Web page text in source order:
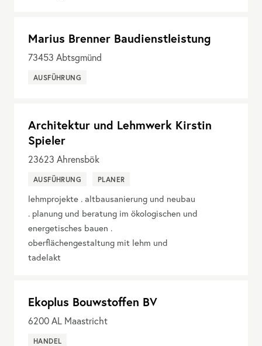
Marius Brenner Baudienstleistung
73453 Abtsgmünd
AUSFÜHRUNG
Architektur und Lehmwerk Kirstin
Spieler
23623 Ahrensbök
AUSFÜHRUNG PLANER
lehmprojekte . altbausanierung und neubau
. planung und beratung im ökologischen und
energetisches bauen .
oberflächengestaltung mit lehm und
tadelakt
Ekoplus Bouwstoffen BV
6200AL Maastricht
HANDEL